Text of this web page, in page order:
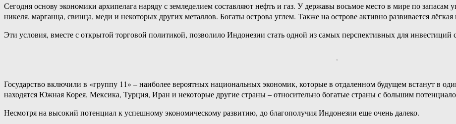
Сегодня основу экономики архипелага наряду с земледелием составляют нефть и газ. У державы восьмое место в мире по запасам
никеля, марганца, свинца, меди и некоторых других металлов. Богаты острова углем. Также на острове активно развивается
Эти условия, вместе с открытой торговой политикой, позволило Индонезии стать одной из самых перспективных для инвестиций
Государство включили в «группу 11» – наиболее вероятных национальных экономик, которые в отдаленном будущем встанут в
находятся Южная Корея, Мексика, Турция, Иран и некоторые другие страны – относительно богатые страны с большим
Несмотря на высокий потенциал к успешному экономическому развитию, до благополучия Индонезии еще очень далеко.